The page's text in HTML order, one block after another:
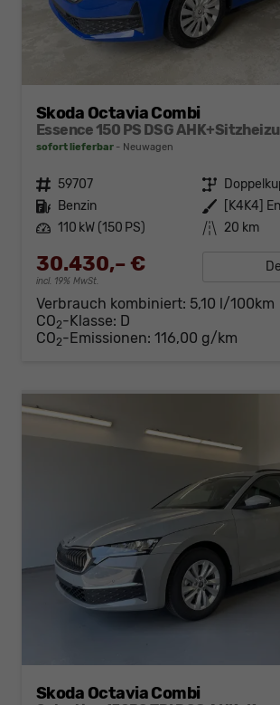
Skoda Octavia Combi
Essence 150 PS DSG
sofort lieferbar Neuwagen
Fahrzeugnr. 59707 Getriebe
Kraftstoff Benzin Außenfarbe
[K4K4]
Leistung 110 kW (150 PS) Kilometerstand 20 km
30.430,– €
incl. 19% MwSt.
Verbrauch kombiniert: 5,10 l/100km
CO2-Klasse: D
CO2-Emissionen: 116,00 g/km
Skoda Octavia Combi